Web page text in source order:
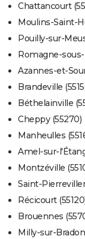
Chattancourt
Moulins-Saint-
Pouilly-sur-
Romagne-sous-
Azannes-et-
Brandeville
Béthelainville
Cheppy (55270)
Manheulles
Amel-sur-
Montzéville
Saint-
Récicourt
Brouennes
Milly-sur-Bradon